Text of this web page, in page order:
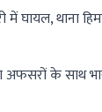
घायल, थाना
के साथ